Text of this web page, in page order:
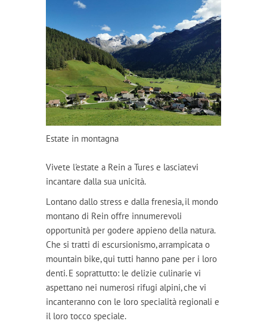
Estate in montagna
Vivete l'estate a Rein a Tures e lasciatevi
incantare dalla sua unicità.
Lontano dallo stress e dalla frenesia, il mondo
montano di Rein offre innumerevoli
opportunità per godere appieno della natura.
Che si tratti di escursionismo, arrampicata o
mountain bike, qui tutti hanno pane per i loro
denti. E soprattutto: le delizie culinarie vi
aspettano nei numerosi rifugi alpini, che vi
incanteranno con le loro specialità regionali e
il loro tocco speciale.